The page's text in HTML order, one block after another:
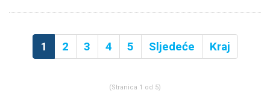
1 2 3 4 5 Sljedeće Kraj
(Stranica 1 od 5)